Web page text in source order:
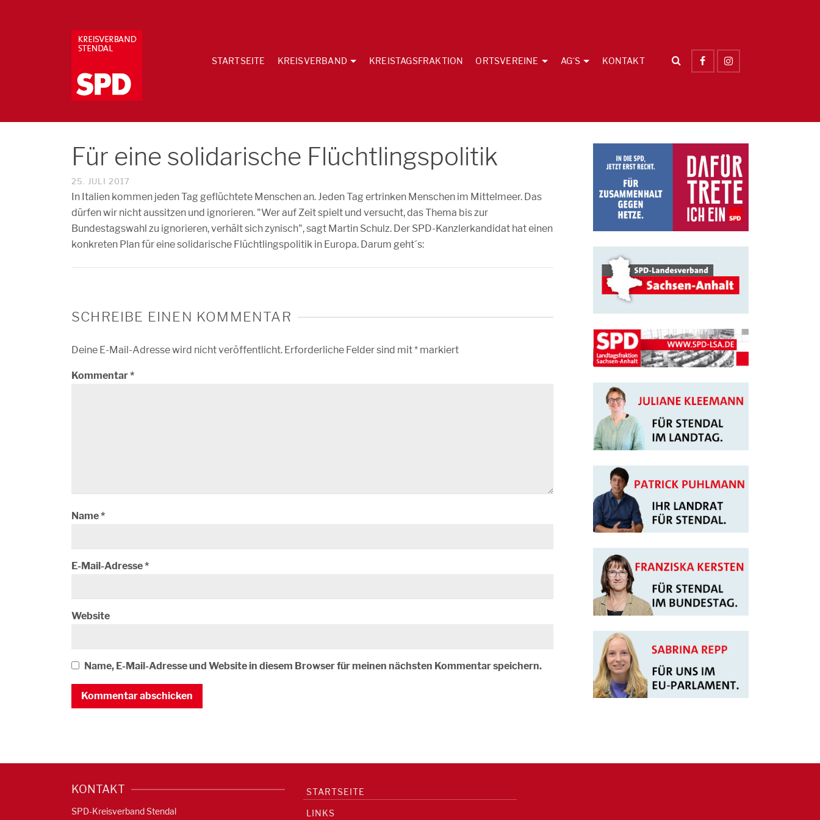
STARTSEITE KREISVERBAND KREISTAGSFRAKTION ORTSVEREINE AG´S KONTAKT
Für eine solidarische Flüchtlingspolitik
25. JULI 2017
In Italien kommen jeden Tag geflüchtete Menschen an. Jeden Tag ertrinken Menschen im Mittelmeer. Das
dürfen wir nicht aussitzen und ignorieren. "Wer auf Zeit spielt und versucht, das Thema bis zur
Bundestagswahl zu ignorieren, verhält sich zynisch", sagt Martin Schulz. Der SPD-Kanzlerkandidat hat einen
konkreten Plan für eine solidarische Flüchtlingspolitik in Europa. Darum geht´s:
SCHREIBE EINEN KOMMENTAR
Deine E-Mail-Adresse wird nicht veröffentlicht. Erforderliche Felder sind mit* markiert
Kommentar*
Name*
E-Mail-Adresse*
Website
Name, E-Mail-Adresse und Website in diesem Browser für meinen nächsten Kommentar speichern.
KONTAKT
SPD-Kreisverband Stendal
STARTSEITE
LINKS